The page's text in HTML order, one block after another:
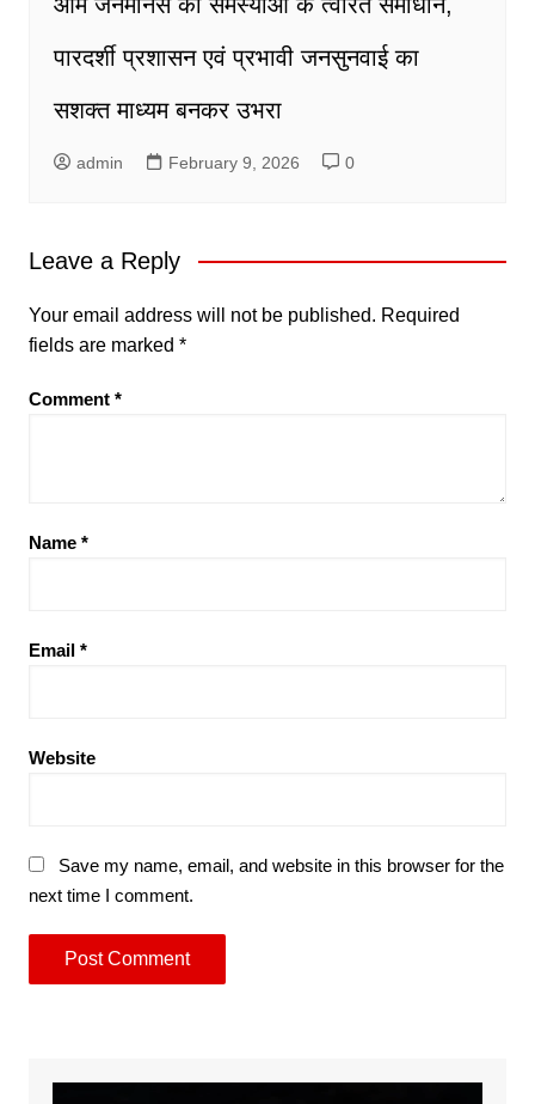
पारदर्शी प्रशासन एवं प्रभावी जनसुनवाई का
सशक्त माध्यम बनकर उभरा
admin February 9, 2026 0
Leave a Reply
Your email address will not be published. Required
fields are marked *
Comment *
Name *
Email *
Website
Save my name, email, and website in this browser for the
next time I comment.